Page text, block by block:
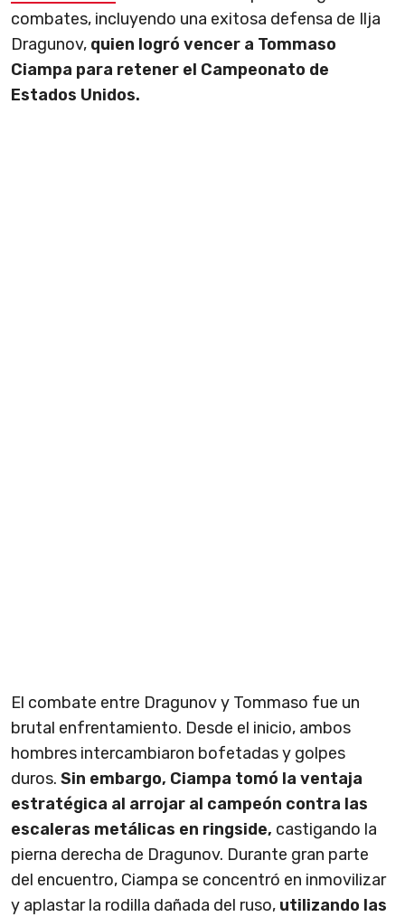
combates, incluyendo una exitosa defensa de Ilja
Dragunov, quien logró vencer a Tommaso
Ciampa para retener el Campeonato de
Estados Unidos.
El combate entre Dragunov y Tommaso fue un
brutal enfrentamiento. Desde el inicio, ambos
hombres intercambiaron bofetadas y golpes
duros. Sin embargo, Ciampa tomó la ventaja
estratégica al arrojar al campeón contra las
escaleras metálicas en ringside, castigando la
pierna derecha de Dragunov. Durante gran parte
del encuentro, Ciampa se concentró en inmovilizar
y aplastar la rodilla dañada del ruso, utilizando las